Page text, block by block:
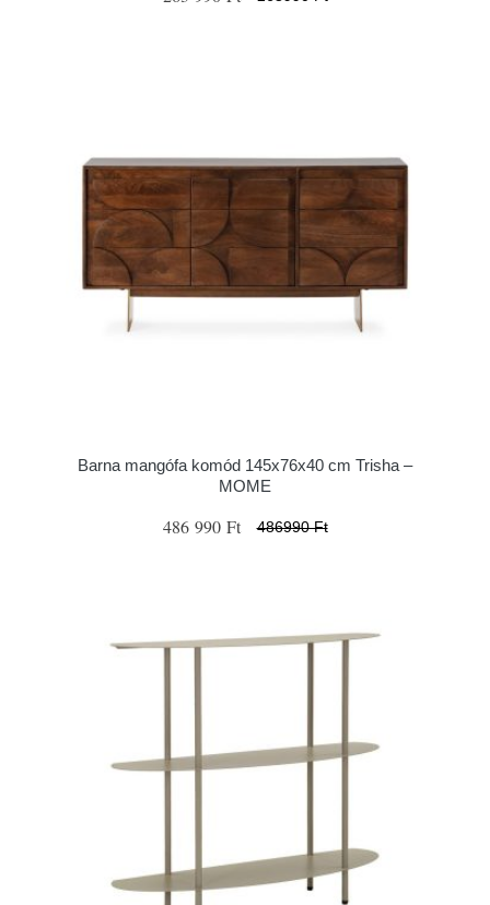
Barna mangófa komód 145x76x40 cm Trisha –
MOME
486 990 Ft 486990 Ft